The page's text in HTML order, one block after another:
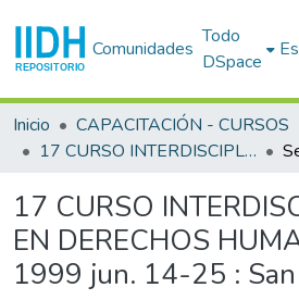
Comunidades
Todo
DSpace
Inicio
CAPACITACIÓN - CURSOS
17 CURSO INTERDISCIPLINARIO EN DERECHOS HUMANOS (17o. : 1999 jun. 14-25 : San José)
17 CURSO
EN DERECHOS
1999 jun. 14-25 : San